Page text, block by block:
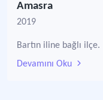
Amasra
2019
Bartın iline bağlı ilçe.
Devamını Oku